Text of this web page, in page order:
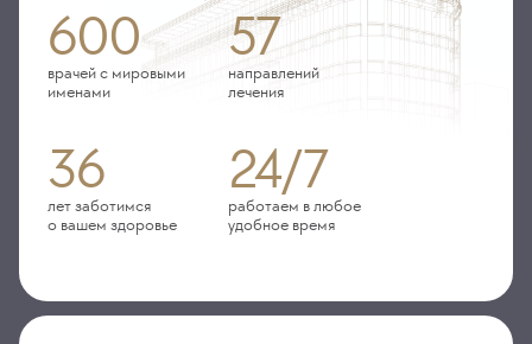
600
врачей с мировыми
именами
57
направлений
лечения
36
лет заботимся
о вашем здоровье
24/7
работаем в любое
удобное время